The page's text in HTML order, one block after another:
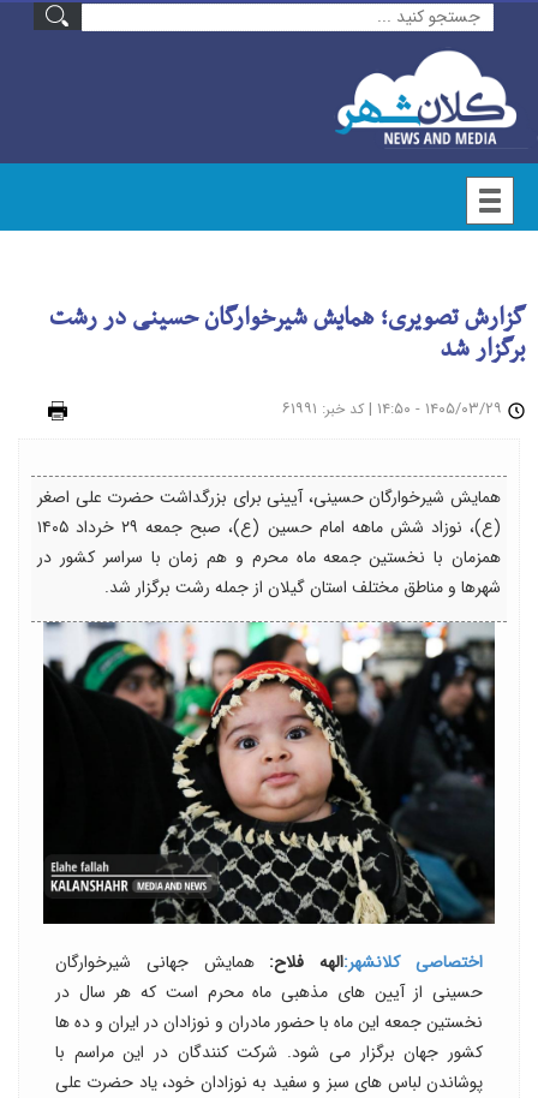
گزارش تصویری؛ همایش شیرخوارگان حسینی در رشت
برگزار شد
| کد خبر: ۶۱۹۹۱
همایش شیرخوارگان حسینی، آیینی برای بزرگداشت حضرت علی اصغر
(ع)، نوزاد شش ماهه امام حسین (ع)، صبح جمعه ۲۹ خرداد ۱۴۰۵
همزمان با نخستین جمعه ماه محرم و هم زمان با سراسر کشور در
شهرها و مناطق مختلف استان گیلان از جمله رشت برگزار شد.
اختصاصی کلانشهر:الهه فلاح: همایش جهانی شیرخوارگان
حسینی از آیین های مذهبی ماه محرم است که هر سال در
نخستین جمعه این ماه با حضور مادران و نوزادان در ایران و ده ها
کشور جهان برگزار می شود. شرکت کنندگان در این مراسم با
پوشاندن لباس های سبز و سفید به نوزادان خود، یاد حضرت علی